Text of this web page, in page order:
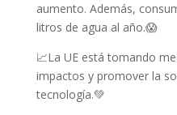
aumento. Además,
litros de agua al año.😱
📈La UE está tomando
impactos y promover la
tecnología.💚